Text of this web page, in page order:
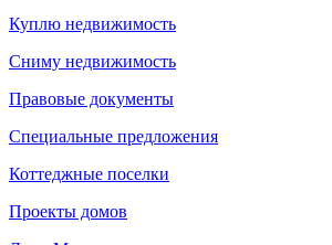
Куплю недвижимость
Сниму недвижимость
Правовые документы
Специальные предложения
Коттеджные поселки
Проекты домов